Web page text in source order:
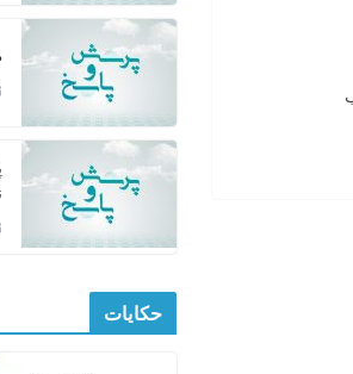
حکایات